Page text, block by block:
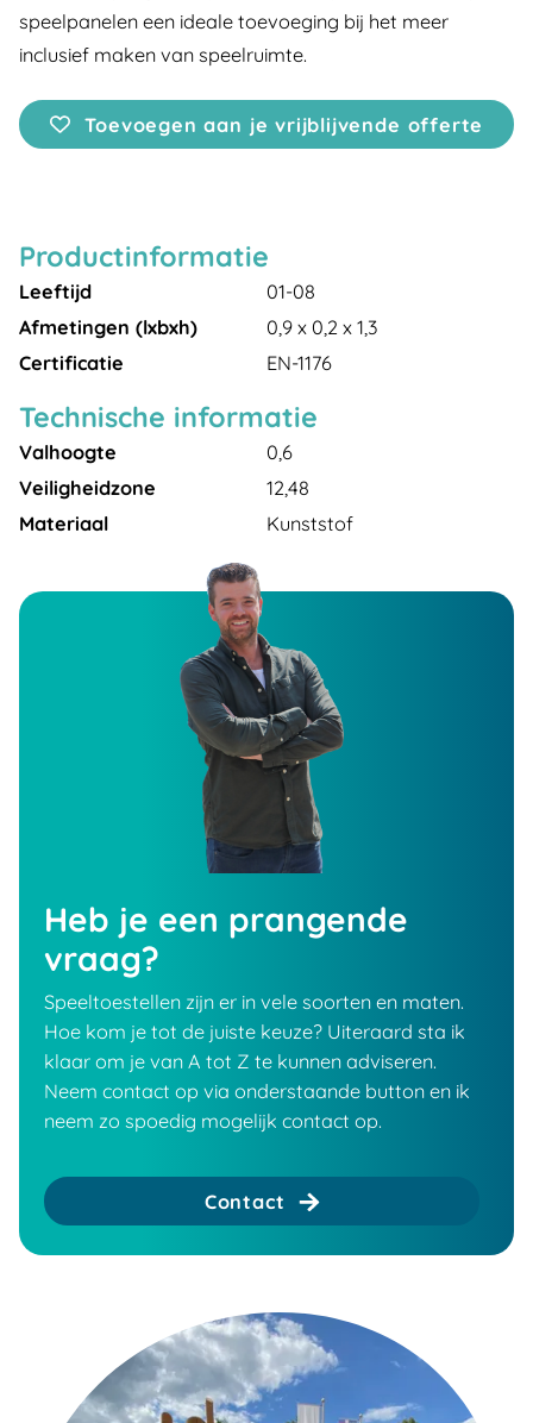
speelpanelen een ideale toevoeging bij het meer
inclusief maken van speelruimte.
Toevoegen aan je vrijblijvende offerte
Productinformatie
Leeftijd
01-08
Afmetingen (lxbxh)
0,9 x 0,2 x 1,3
Certificatie
EN-1176
Technische informatie
Valhoogte
0,6
Veiligheidzone
12,48
Materiaal
Kunststof
Heb je een prangende
vraag?
Speeltoestellen zijn er in vele soorten en maten.
Hoe kom je tot de juiste keuze? Uiteraard sta ik
klaar om je van A tot Z te kunnen adviseren.
Neem contact op via onderstaande button en ik
neem zo spoedig mogelijk contact op.
Contact